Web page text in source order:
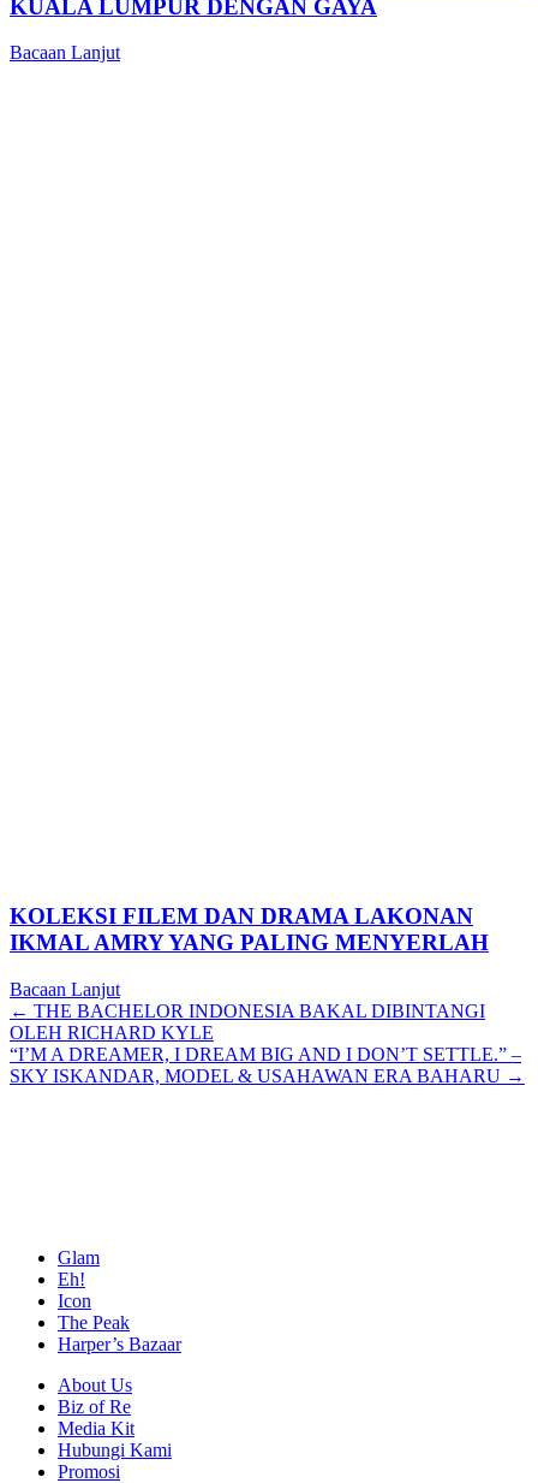
KUALA LUMPUR DENGAN GAYA
Bacaan Lanjut
KOLEKSI FILEM DAN DRAMA LAKONAN
IKMAL AMRY YANG PALING MENYERLAH
Bacaan Lanjut
Posts
navigation
← THE BACHELOR INDONESIA BAKAL DIBINTANGI
OLEH RICHARD KYLE
“I’M A DREAMER, I DREAM BIG AND I DON’T SETTLE.” –
SKY ISKANDAR, MODEL & USAHAWAN ERA BAHARU →
Glam
Eh!
Icon
The Peak
Harper’s Bazaar
About Us
Biz of Re
Media Kit
Hubungi Kami
Promosi